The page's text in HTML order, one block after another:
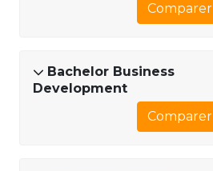
Comparer
Bachelor Business
Development
Comparer